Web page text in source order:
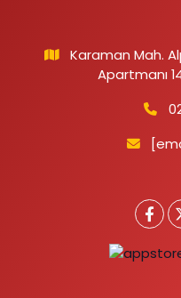
Karaman Mah.
Apartmanı